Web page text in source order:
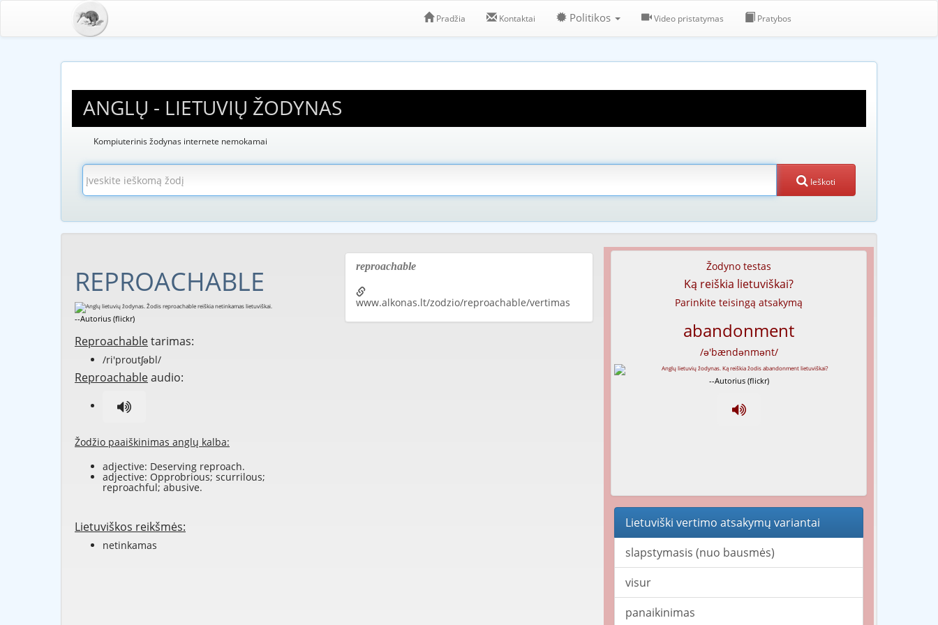
Pradžia Kontaktai Politikos Video pristatymas Pratybos
ANGLŲ - LIETUVIŲ ŽODYNAS
Kompiuterinis žodynas internete nemokamai
Ieškoti
REPROACHABLE
--Autorius (flickr)
Reproachabletarimas:
/ri'proutʃəbl/
Reproachableaudio:
Žodžio paaiškinimas anglų kalba:
adjective: Deserving reproach.
adjective: Opprobrious; scurrilous;
reproachful; abusive.
Lietuviškos reikšmės:
netinkamas
reproachable
www.alkonas.lt/zodzio/reproachable/vertimas
Žodyno testas
Ką reiškia lietuviškai?
Parinkite teisingą atsakymą
abandonment
/ə'bændənmənt/
--Autorius (flickr)
Lietuviški vertimo atsakymų variantai
slapstymasis (nuo bausmės)
visur
panaikinimas